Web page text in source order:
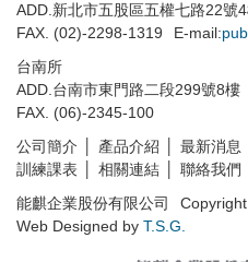
ADD.新北市五股區五權七路22號
FAX. (02)-2298-1319
E-mail:
台南所
ADD.台南市東門路二段299號8樓
FAX. (06)-2345-100
公司簡介
產品介紹 最新消息
訓練課表
相關連結 聯絡我們
能麒企業股份有限公司
Web Designed by T.S.G.